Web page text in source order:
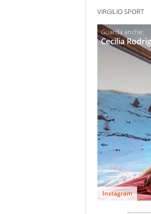
VIRGILIO SPORT
Cecilia
Instagram